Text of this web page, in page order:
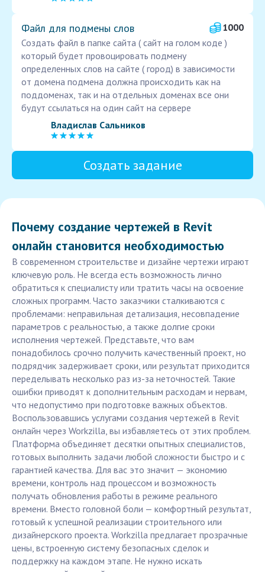
Файл для подмены слов
1000
Создать файл в папке сайта ( сайт на голом коде )
который будет провоцировать подмену
определенных слов на сайте ( город) в зависимости
от домена подмена должна происходить как на
поддоменах, так и на отдельных доменах все они
будут ссылаться на один сайт на сервере
Владислав Сальников
Создать задание
Почему создание чертежей в Revit
онлайн становится необходимостью
В современном строительстве и дизайне чертежи играют
ключевую роль. Не всегда есть возможность лично
обратиться к специалисту или тратить часы на освоение
сложных программ. Часто заказчики сталкиваются с
проблемами: неправильная детализация, несовпадение
параметров с реальностью, а также долгие сроки
исполнения чертежей. Представьте, что вам
понадобилось срочно получить качественный проект, но
подрядчик задерживает сроки, или результат приходится
переделывать несколько раз из-за неточностей. Такие
ошибки приводят к дополнительным расходам и нервам,
что недопустимо при подготовке важных объектов.
Воспользовавшись услугами создания чертежей в Revit
онлайн через Workzilla, вы избавляетесь от этих проблем.
Платформа объединяет десятки опытных специалистов,
готовых выполнить задачи любой сложности быстро и с
гарантией качества. Для вас это значит — экономию
времени, контроль над процессом и возможность
получать обновления работы в режиме реального
времени. Вместо головной боли — комфортный результат,
готовый к успешной реализации строительного или
дизайнерского проекта. Workzilla предлагает прозрачные
цены, встроенную систему безопасных сделок и
поддержку на каждом этапе. Не нужно искать